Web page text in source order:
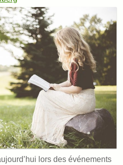
lors des événements